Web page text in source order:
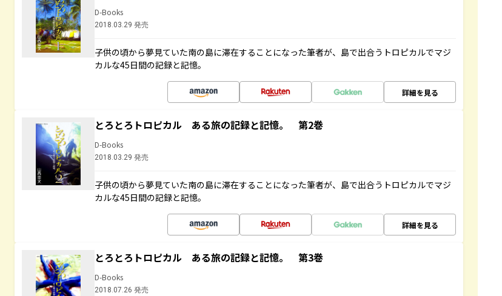
D-Books
2018.03.29 発売
子供の頃から夢見ていた南の島に滞在することになった筆者が、島で出合うトロピカルでマジ
カルな45日間の記録と記憶。
詳細を見る
とろとろトロピカル ある旅の記録と記憶。 第2巻
D-Books
2018.03.29 発売
子供の頃から夢見ていた南の島に滞在することになった筆者が、島で出合うトロピカルでマジ
カルな45日間の記録と記憶。
詳細を見る
とろとろトロピカル ある旅の記録と記憶。 第3巻
D-Books
2018.07.26 発売